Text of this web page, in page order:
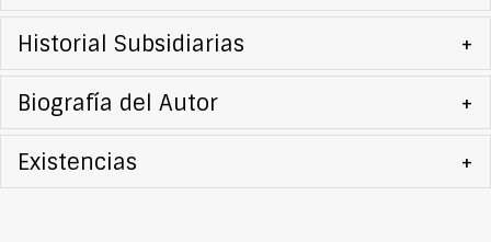
Historial Subsidiarias +
Biografía del Autor +
Existencias +